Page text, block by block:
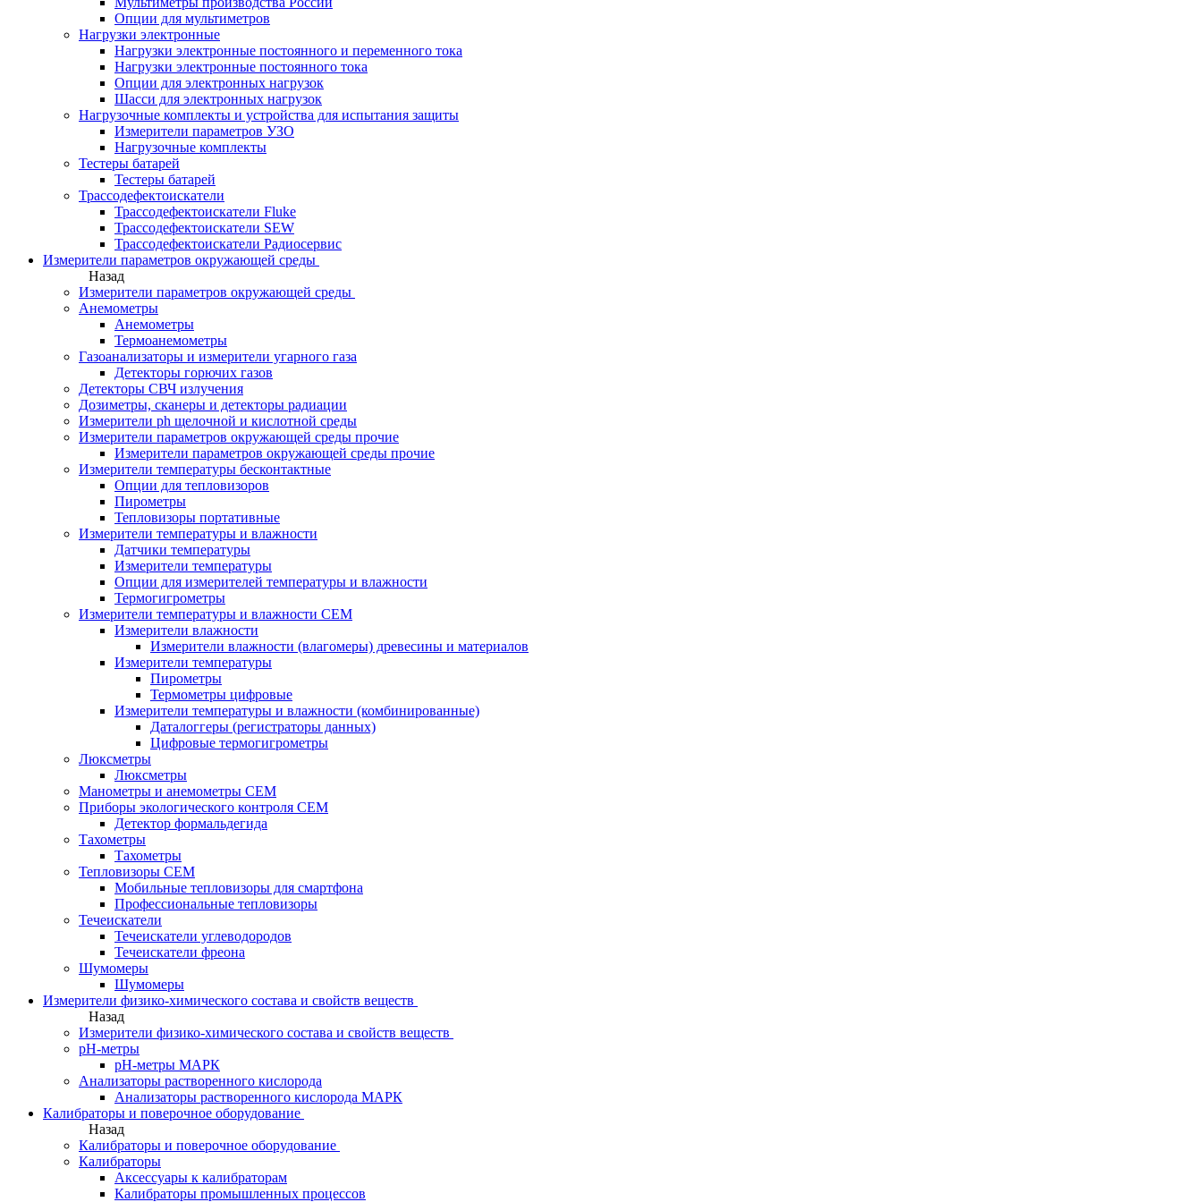
Опции для мультиметров
Нагрузки электронные
Нагрузки электронные постоянного и переменного тока
Нагрузки электронные постоянного тока
Опции для электронных нагрузок
Шасси для электронных нагрузок
Нагрузочные комплекты и устройства для испытания защиты
Измерители параметров УЗО
Нагрузочные комплекты
Тестеры батарей
Тестеры батарей
Трассодефектоискатели
Трассодефектоискатели Fluke
Трассодефектоискатели SEW
Трассодефектоискатели Радиосервис
Измерители параметров окружающей среды
Назад
Измерители параметров окружающей среды
Анемометры
Анемометры
Термоанемометры
Газоанализаторы и измерители угарного газа
Детекторы горючих газов
Детекторы СВЧ излучения
Дозиметры, сканеры и детекторы радиации
Измерители ph щелочной и кислотной среды
Измерители параметров окружающей среды прочие
Измерители параметров окружающей среды прочие
Измерители температуры бесконтактные
Опции для тепловизоров
Пирометры
Тепловизоры портативные
Измерители температуры и влажности
Датчики температуры
Измерители температуры
Опции для измерителей температуры и влажности
Термогигрометры
Измерители температуры и влажности CEM
Измерители влажности
Измерители влажности (влагомеры) древесины и материалов
Измерители температуры
Пирометры
Термометры цифровые
Измерители температуры и влажности (комбинированные)
Даталоггеры (регистраторы данных)
Цифровые термогигрометры
Люксметры
Люксметры
Манометры и анемометры CEM
Приборы экологического контроля CEM
Детектор формальдегида
Тахометры
Тахометры
Тепловизоры CEM
Мобильные тепловизоры для смартфона
Профессиональные тепловизоры
Течеискатели
Течеискатели углеводородов
Течеискатели фреона
Шумомеры
Шумомеры
Измерители физико-химического состава и свойств веществ
Назад
Измерители физико-химического состава и свойств веществ
pH-метры
pH-метры МАРК
Анализаторы растворенного кислорода
Анализаторы растворенного кислорода МАРК
Калибраторы и поверочное оборудование
Назад
Калибраторы и поверочное оборудование
Калибраторы
Аксессуары к калибраторам
Калибраторы промышленных процессов